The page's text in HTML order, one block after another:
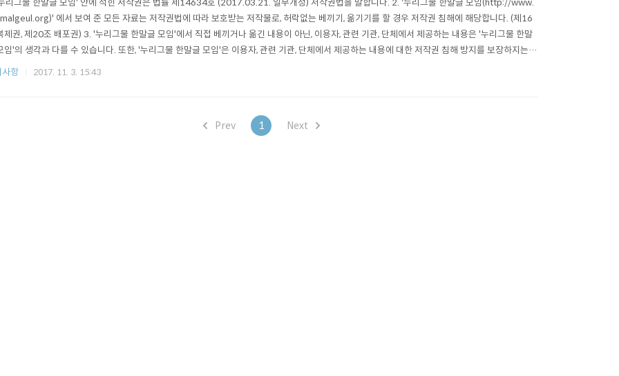
리그물 한말글 모임' 안에 적힌 저작권은 법률 제14634호 (2017.03.21. 일부개정) 저작권법을 말합니다. 2. '누리그물 한말글 모임(http://www.
에서 보여 준 모든 자료는 저작권법에 따라 보호받는 저작물로, 허락없는 베끼기, 옮기기를 할 경우 저작권 침해에 해당합니다. (제16
제권, 제20조 배포권) 3. '누리그물 한말글 모임'에서 직접 베끼거나 옮긴 내용이 아닌, 이용자, 관련 기관, 단체에서 제공하는 내용은 '누리그물 한말
임'의 생각과 다를 수 있습니다. 또한, '누리그물 한말글 모임'은 이용자, 관련 기관, 단체에서 제공하는 내용에 대한 저작권 침해 방지를 보장하지는
다. 4. '누리그물 한말글 모임' 자료는 비영리 목적일..
항 2017. 11. 3. 15:43
Prev 1 Next